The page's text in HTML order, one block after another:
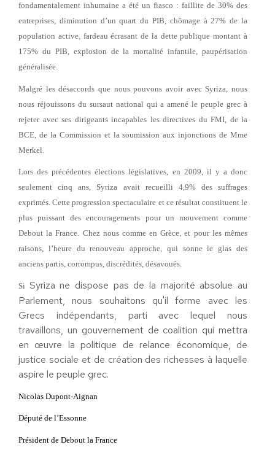
fondamentalement inhumaine a été un fiasco : faillite de 30% des
entreprises, diminution d’un quart du PIB, chômage à 27% de la
population active, fardeau écrasant de la dette publique montant à
175% du PIB, explosion de la mortalité infantile, paupérisation
généralisée.
Malgré les désaccords que nous pouvons avoir avec Syriza, nous
nous réjouissons du sursaut national qui a amené le peuple grec à
rejeter avec ses dirigeants incapables les directives du FMI, de la
BCE, de la Commission et la soumission aux injonctions de Mme
Merkel.
Lors des précédentes élections législatives, en 2009, il y a donc
seulement cinq ans, Syriza avait recueilli 4,9% des suffrages
exprimés. Cette progression spectaculaire et ce résultat constituent le
plus puissant des encouragements pour un mouvement comme
Debout la France. Chez nous comme en Grèce, et pour les mêmes
raisons, l’heure du renouveau approche, qui sonne le glas des
anciens partis, corrompus, discrédités, désavoués.
Si Syriza ne dispose pas de la majorité absolue au
Parlement, nous souhaitons qu'il forme avec les
Grecs indépendants, parti avec lequel nous
travaillons, un gouvernement de coalition qui mettra
en œuvre la politique de relance économique, de
justice sociale et de création des richesses à laquelle
aspire le peuple grec.
Nicolas Dupont-Aignan
Député de l’Essonne
Président de Debout la France